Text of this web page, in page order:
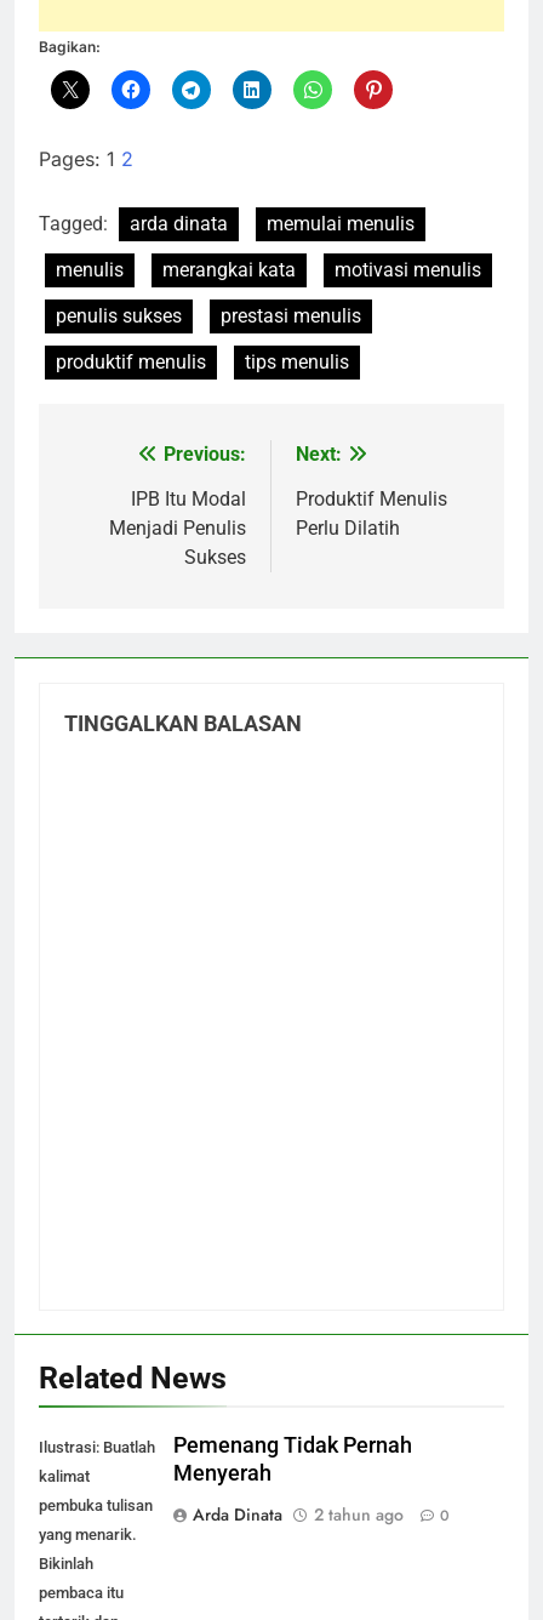
Bagikan:
Pages: 1 2
Tagged: arda dinata
memulai menulis
menulis
merangkai kata
motivasi menulis
penulis sukses
prestasi menulis
produktif menulis
tips menulis
NavigasiPrevious:
IPB Itu Modal
Menjadi Penulis
Sukses
Next:
Produktif Menulis
Perlu Dilatih
TINGGALKAN BALASAN
Related News
Ilustrasi: Buatlah
kalimat
pembuka tulisan
yang menarik.
Bikinlah
pembaca itu
Pemenang Tidak Pernah
Menyerah
Arda Dinata
2 tahun ago 0